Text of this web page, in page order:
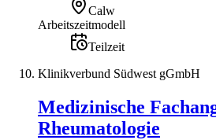
Calw
Arbeitszeitmodell
Teilzeit
Klinikverbund Südwest gGmbH
Medizinische
Rheumatologie